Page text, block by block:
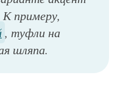
примеру,
, туфли на
шляпа.